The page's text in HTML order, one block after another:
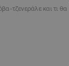
τζενεράλε και τι θα